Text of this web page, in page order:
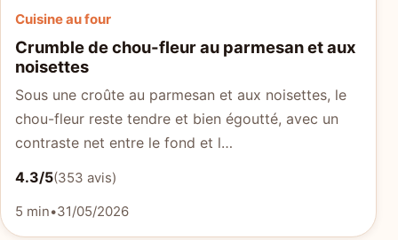
Cuisine au four
Crumble de chou-fleur au parmesan et aux
noisettes
Sous une croûte au parmesan et aux noisettes, le
chou-fleur reste tendre et bien égoutté, avec un
contraste net entre le fond et l…
4.3/5(353 avis)
5 min•31/05/2026